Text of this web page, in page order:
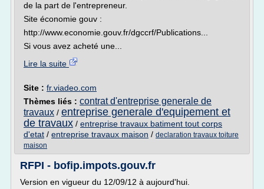
de la part de l'entrepreneur.
Site économie gouv :
http://www.economie.gouv.fr/dgccrf/Publications...
Si vous avez acheté une...
Lire la suite
Site : fr.viadeo.com
Thèmes liés : contrat d'entreprise generale de
travaux / entreprise generale d'equipement et
de travaux / entreprise travaux batiment tout corps
d'etat / entreprise travaux maison / declaration travaux toiture
maison
RFPI - bofip.impots.gouv.fr
Version en vigueur du 12/09/12 à aujourd'hui.